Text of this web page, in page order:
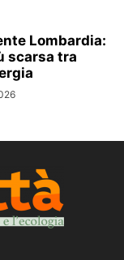
Lombardia:
scarsa tra